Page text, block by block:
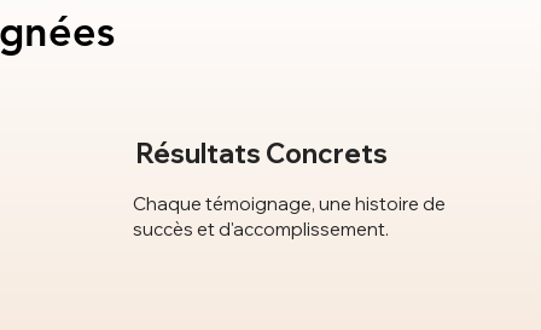
Chaque témoignage, une histoire de
succès et d'accomplissement.
Résultats Concrets